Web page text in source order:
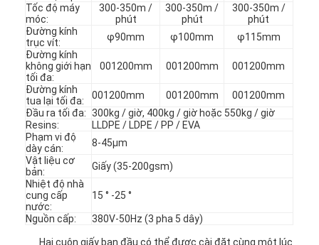
Nhà
Tốc độ máy
móc:
300-350m /
phút
300-350m /
phút
300-350m /
phút
Đường kính
trục vít:
φ90mm φ100mm
φ115mm
Đường kính
không giới hạn
tối đa:
001200mm 001200mm 001200mm
Đường kính
tua lại tối đa:
001200mm 001200mm
001200mm
Đầu ra tối đa: 300kg / giờ, 400kg / giờ hoặc 550kg / giờ
Resins:
LLDPE / LDPE / PP / EVA
Phạm vi độ
dày cán:
8-45μm
Vật liệu cơ
bản:
Giấy (35-200gsm)
Nhiệt độ nhà
cung cấp
nước:
15 ° -25 °
Nguồn cấp: 380V-50Hz (3 pha 5 dây)
Hai cuộn giấy ban đầu có thể được cài đặt cùng một lúc